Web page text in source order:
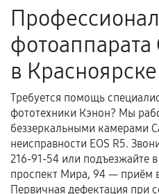
Поломка
нормальной
гарантийного срока.
Несоответствие
техническим
Документы для
гарантии
фотоаппарата
в Красноярске
Требуется помощь
фототехники Кэнон? Мы
беззеркальными камерами
неисправности EOS R5.
216-91-54 или подъезжайте
проспект Мира, 94 — приём
Первичная дефектация при